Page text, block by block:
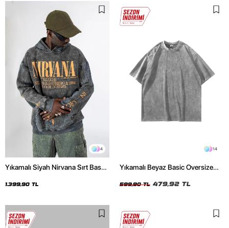
4
Yıkamalı Siyah Nirvana Sırt Baskılı
1.399,90 TL
14
Yıkamalı Beyaz Basic Oversize
599,90 TL 479,92 TL